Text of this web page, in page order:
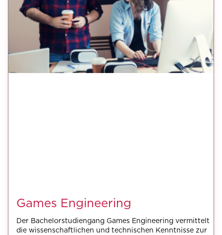
Games Engineering
Der Bachelorstudiengang Games Engineering vermittelt
die wissenschaftlichen und technischen Kenntnisse zur